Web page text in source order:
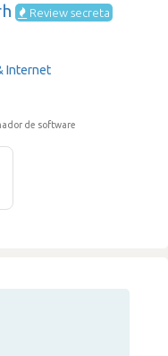
Review secreta
Internet
de software